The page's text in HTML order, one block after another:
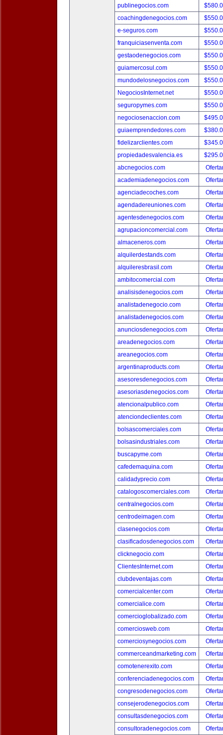
publinegocios.com
coachingdenegocios.com
e-seguros.com
franquiciasenventa.com
gestaodenegocios.com
guiamercosul.com
mundodelosnegocios.com
NegociosInternet.net
seguropymes.com
negociosenaccion.com
guiaemprendedores.com
fidelizarclientes.com
propiedadesvalencia.es
abcnegocios.com
academiadenegocios.com
agenciadecoches.com
agendadereuniones.com
agentesdenegocios.com
agrupacioncomercial.com
almaceneros.com
alquilerdestands.com
alquileresbrasil.com
ambitocomercial.com
analisisdenegocios.com
analistadenegocio.com
analistadenegocios.com
anunciosdenegocios.com
areadenegocios.com
areanegocios.com
argentinaproducts.com
asesoresdenegocios.com
asesoriasdenegocios.com
atencionalpublico.com
atenciondeclientes.com
bolsascomerciales.com
bolsasindustriales.com
buscapyme.com
cafedemaquina.com
calidadyprecio.com
catalogoscomerciales.com
centralnegocios.com
centrodeimagen.com
clasenegocios.com
clasificadosdenegocios.com
clicknegocio.com
ClientesInternet.com
clubdeventajas.com
comercialcenter.com
comercialice.com
comercioglobalizado.com
comerciosweb.com
comerciosynegocios.com
commerceandmarketing.com
comotenerexito.com
conferenciadenegocios.com
congresodenegocios.com
consejerodenegocios.com
consultasdenegocios.com
consultoradenegocios.com